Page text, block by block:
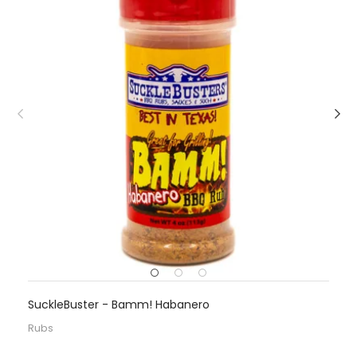
SuckleBuster - Bamm! Habanero
Rubs